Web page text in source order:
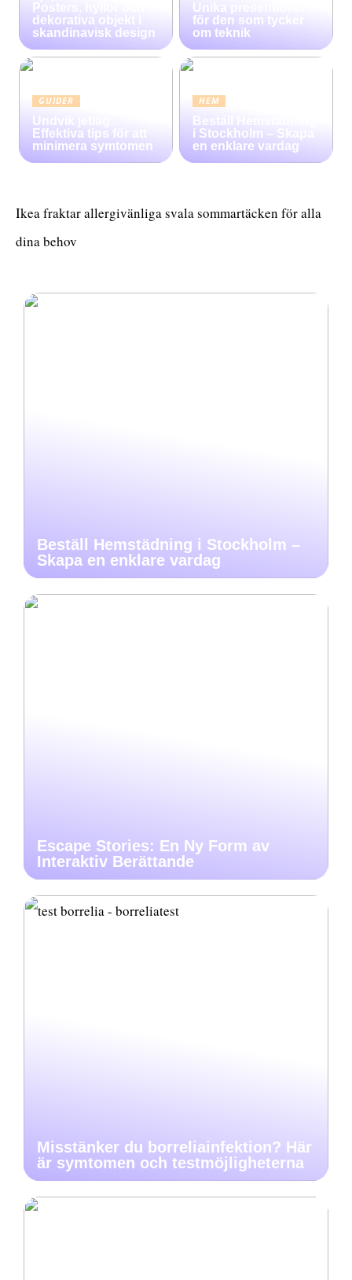
Posters, hyllor och
dekorativa objekt i
skandinavisk design
Unika presentidéer
för den som tycker
om teknik
GUIDER
Undvik jetlag:
Effektiva tips för att
minimera symtomen
HEM
Beställ Hemstädning
i Stockholm – Skapa
en enklare vardag
Ikea fraktar allergivänliga svala sommartäcken för alla
dina behov
Beställ Hemstädning i Stockholm –
Skapa en enklare vardag
Escape Stories: En Ny Form av
Interaktiv Berättande
Misstänker du borreliainfektion? Här
är symtomen och testmöjligheterna